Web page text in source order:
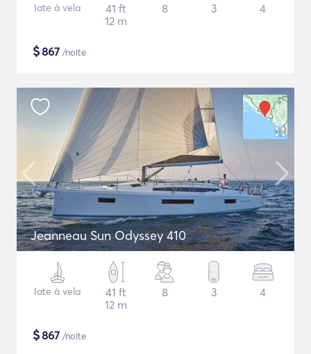
Iate à vela
41 ft
12 m
8 3 4
$867 /noite
Jeanneau Sun Odyssey 410
Iate à vela
41 ft
12 m
8 3 4
$867 /noite